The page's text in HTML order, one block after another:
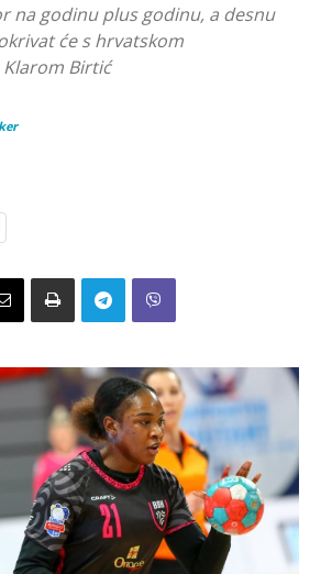
na godinu plus godinu, a desnu
će s hrvatskom
Birtić